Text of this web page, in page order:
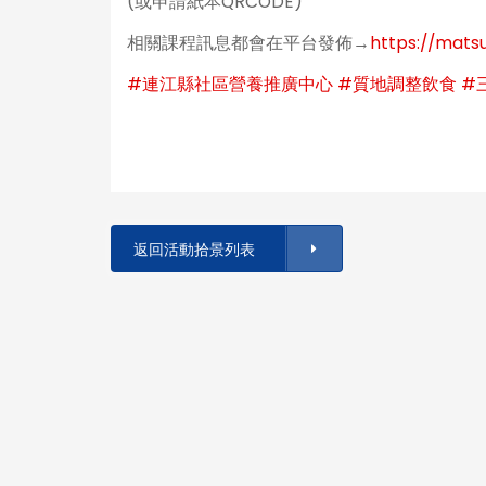
相關課程訊息都會在平台發佈→https://
#連江縣社區營養推廣中心 #質地調整飲食 #
返回活動拾景列表